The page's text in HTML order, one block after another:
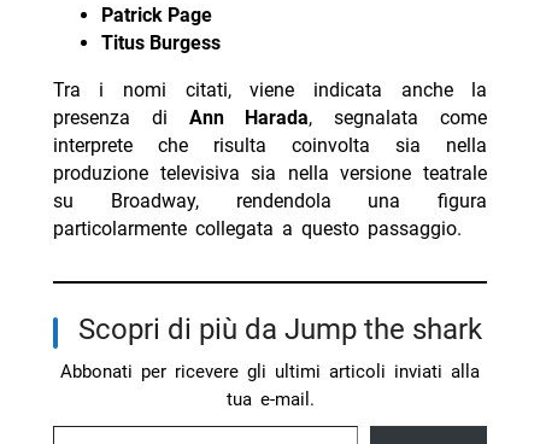
Patrick Page
Titus Burgess
Tra i nomi citati, viene indicata anche la
presenza di Ann Harada, segnalata come
interprete che risulta coinvolta sia nella
produzione televisiva sia nella versione teatrale
su Broadway, rendendola una figura
particolarmente collegata a questo passaggio.
Scopri di più da Jump the shark
Abbonati per ricevere gli ultimi articoli inviati alla
tua e-mail.
Digita la tua e-mail...